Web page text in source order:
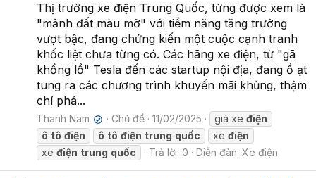
Thị trường xe điện Trung Quốc, từng được xem là
"mảnh đất màu mỡ" với tiềm năng tăng trưởng
vượt bậc, đang chứng kiến một cuộc cạnh tranh
khốc liệt chưa từng có. Các hãng xe điện, từ "gã
khổng lồ" Tesla đến các startup nội địa, đang ồ ạt
tung ra các chương trình khuyến mãi khủng, thậm
chí phá...
Thanh Nam ✔ Chủ đề 11/02/2025 giá xeđiện
ô tô điện ô tô điện trung quốc xe điện
xe điện trung quốc Trả lời: 0 Diễn đàn: Xe điện